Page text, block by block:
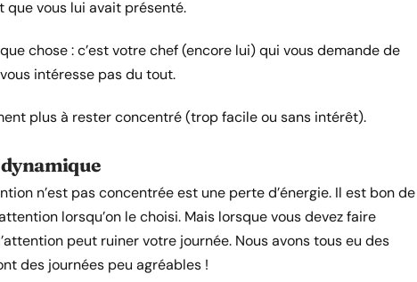
vous lui avait présenté.
chose : c’est votre chef (encore lui) qui vous demande de
intéresse pas du tout.
plus à rester concentré (trop facile ou sans intérêt).
dynamique
n’est pas concentrée est une perte d’énergie. Il est bon de
lorsqu’on le choisi. Mais lorsque vous devez faire
peut ruiner votre journée. Nous avons tous eu des
des journées peu agréables !